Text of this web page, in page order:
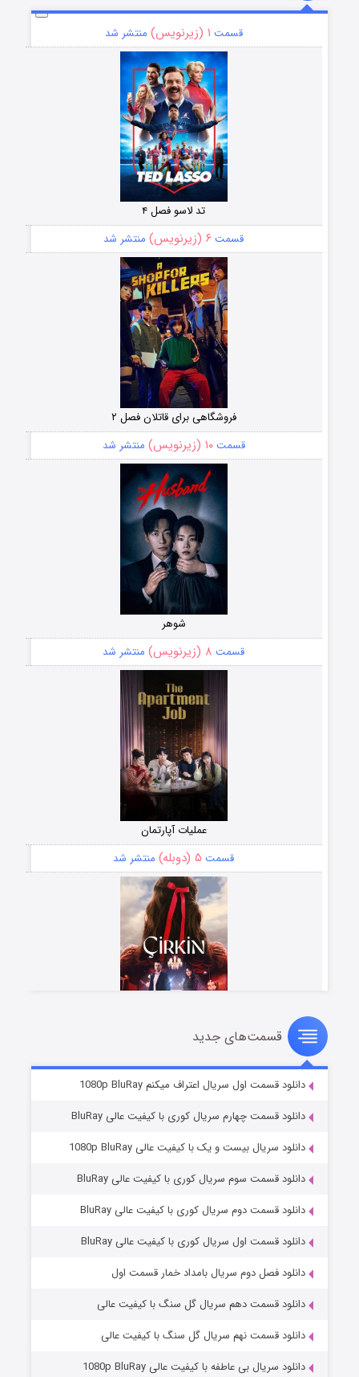
قسمت ۱ (زیرنویس) منتشر شد
تد لاسو فصل ۴
قسمت ۶ (زیرنویس) منتشر شد
فروشگاهی برای قاتلان فصل ۲
قسمت۱۰ (زیرنویس) منتشر شد
شوهر
قسمت ۸ (زیرنویس) منتشر شد
عملیات آپارتمان
قسمت ۵ (دوبله) منتشر شد
سریال زشت
قسمت۲ (زیرنویس) منتشر شد
مردگان متحرک: شهر مرده ۳
قسمت۲ (زیرنویس) منتشر شد
قسمت‌های جدید
دانلود قسمت اول سریال اعتراف میکنم 1080p BluRay
دانلود قسمت چهارم سریال کوری با کیفیت عالی BluRay
دانلود سریال بیست و یک با کیفیت عالی 1080p BluRay
دانلود قسمت سوم سریال کوری با کیفیت عالی BluRay
دانلود قسمت دوم سریال کوری با کیفیت عالی BluRay
دانلود قسمت اول سریال کوری با کیفیت عالی BluRay
دانلود فصل دوم سریال بامداد خمار قسمت اول
دانلود قسمت دهم سریال گل سنگ با کیفیت عالی
دانلود قسمت نهم سریال گل سنگ با کیفیت عالی
دانلود سریال بی عاطفه با کیفیت عالی 1080p BluRay